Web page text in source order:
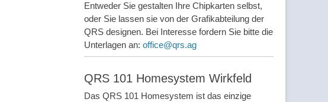
Entweder Sie gestalten Ihre Chipkarten selbst,
oder Sie lassen sie von der Grafikabteilung der
QRS designen. Bei Interesse fordern Sie bitte die
Unterlagen an: office@qrs.ag
QRS 101 Homesystem Wirkfeld
Das QRS 101 Homesystem ist das einzige